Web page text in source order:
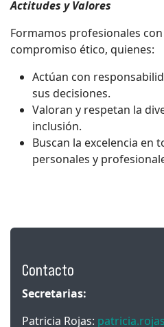
Actitudes y Valores
Formamos profesionales
compromiso ético, quienes:
Actúan con
sus decisiones.
Valoran y respetan la
inclusión.
Buscan la excelencia en
personales y
Contacto
Secretarias:
Patricia Rojas: